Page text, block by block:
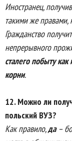
Иностранец,
такими же правами,
Гражданство
непрерывного
сталего побыту
корни.
12.Можно ли
польский ВУЗ?
Как правило,да –